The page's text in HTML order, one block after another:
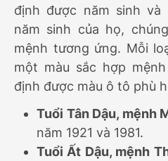
định được năm sinh và
năm sinh của họ,
mệnh tương ứng. Mỗi
một màu sắc hợp
định được màu ô tô phù
Tuổi Tân Dậu, mệnh
năm 1921 và 1981.
Tuổi Ất Dậu, mệnh